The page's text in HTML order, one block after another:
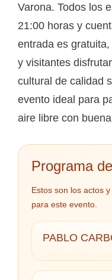
Varona. Todos los
21:00 horas y
entrada es
y visitantes
cultural de calidad
evento ideal para
aire libre con
Programa
Estos son los actos
para este evento.
PABLO